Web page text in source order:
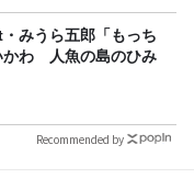
みうら五郎「もっち
かわ 人魚の島のひみ
Recommended by